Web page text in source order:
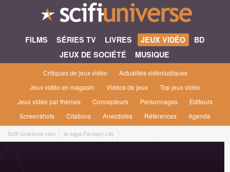
FILMS SÉRIES TV LIVRES JEUX VIDÉO
BD
JEUX DE SOCIÉTÉ
MUSIQUE
Critiques de jeux vidéo
Actualités vidéoludiques
Jeux vidéo en magasin
Vidéos de jeux
Top jeux vidéo
Jeux vidéo par thèmes
Concepteurs Personnages
Editeurs
Screenshots
Citations Anecdotes Références Agenda
Scifi-Universe.com
la saga Fantasy Life
Fantasy Life i : La voleuse de temps [2025]
Plateformes